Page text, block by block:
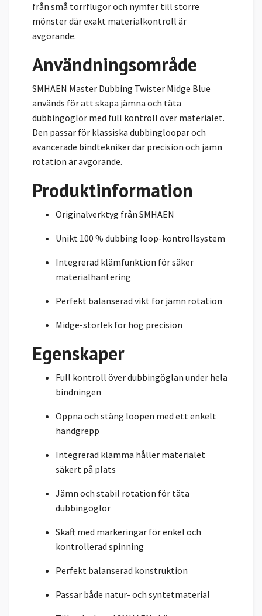
från små torrflugor och nymfer till större
mönster där exakt materialkontroll är
avgörande.
Användningsområde
SMHAEN Master Dubbing Twister Midge Blue
används för att skapa jämna och täta
dubbingöglor med full kontroll över materialet.
Den passar för klassiska dubbingloopar och
avancerade bindtekniker där precision och jämn
rotation är avgörande.
Produktinformation
Originalverktyg från SMHAEN
Unikt 100 % dubbing loop-kontrollsystem
Integrerad klämfunktion för säker
materialhantering
Perfekt balanserad vikt för jämn rotation
Midge-storlek för hög precision
Egenskaper
Full kontroll över dubbingöglan under hela
bindningen
Öppna och stäng loopen med ett enkelt
handgrepp
Integrerad klämma håller materialet
säkert på plats
Jämn och stabil rotation för täta
dubbingöglor
Skaft med markeringar för enkel och
kontrollerad spinning
Perfekt balanserad konstruktion
Passar både natur- och syntetmaterial